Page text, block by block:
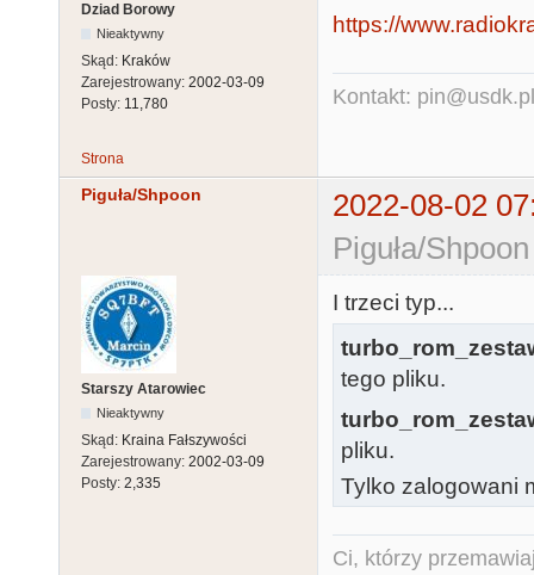
Dziad Borowy
Nieaktywny
Skąd: Kraków
Zarejestrowany: 2002-03-09
Posty: 11,780
https://
Kontakt: pin@usdk.pl
Strona
Piguła/Shpoon
2022-08-02
Piguła/
Starszy Atarowiec
Nieaktywny
Skąd: Kraina Fałszywości
Zarejestrowany: 2002-03-09
Posty: 2,335
I trzeci typ...
tego pliku.
pliku.
Tylko zalogowani
Ci, którzy